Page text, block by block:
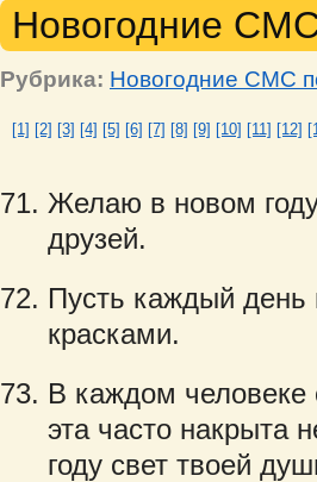
Новогодние
Рубрика: Новогодние СМС
[1] [2] [3] [4] [5] [6] [7] [8] [9] [10] [11] [12]
Желаю в новом
друзей.
Пусть каждый день
красками.
В каждом человеке
эта часто накрыта
году свет твоей